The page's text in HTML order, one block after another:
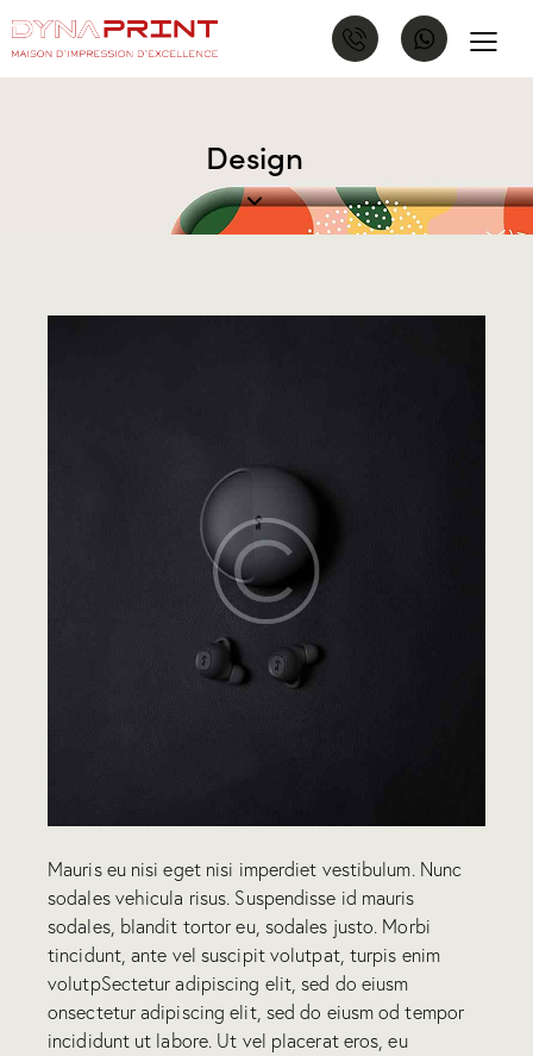
Design
Mauris eu nisi eget nisi imperdiet vestibulum. Nunc
sodales vehicula risus. Suspendisse id mauris
sodales, blandit tortor eu, sodales justo. Morbi
tincidunt, ante vel suscipit volutpat, turpis enim
volutpSectetur adipiscing elit, sed do eiusm
onsectetur adipiscing elit, sed do eiusm od tempor
incididunt ut labore. Ut vel placerat eros, eu